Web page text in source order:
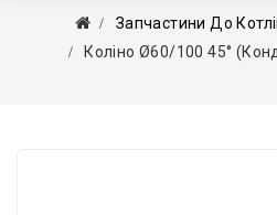
Запчастини До
Коліно Ø60/100 45°